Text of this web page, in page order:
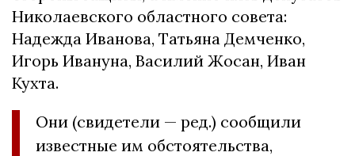
Николаевского областного совета:
Надежда Иванова, Татьяна Демченко,
Игорь Ивануна, Василий Жосан, Иван
Кухта.
Они (свидетели — ред.) сообщили
известные им обстоятельства,